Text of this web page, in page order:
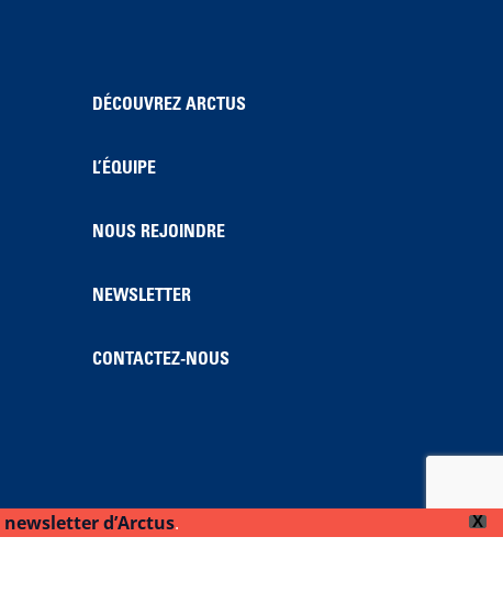
DÉCOUVREZ ARCTUS
L’ÉQUIPE
NOUS REJOINDRE
NEWSLETTER
CONTACTEZ-NOUS
X
newsletter d’Arctus.